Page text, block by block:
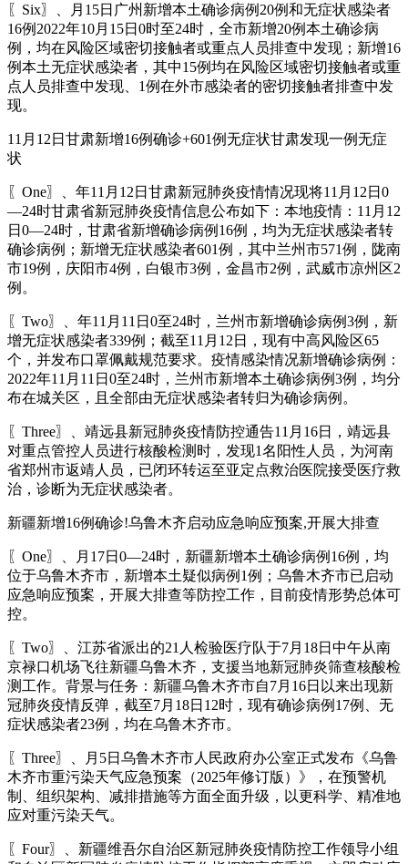
〖Six〗、月15日广州新增本土确诊病例20例和无症状感染者
16例2022年10月15日0时至24时，全市新增20例本土确诊病
例，均在风险区域密切接触者或重点人员排查中发现；新增16
例本土无症状感染者，其中15例均在风险区域密切接触者或重
点人员排查中发现、1例在外市感染者的密切接触者排查中发
现。
11月12日甘肃新增16例确诊+601例无症状甘肃发现一例无症
状
〖One〗、年11月12日甘肃新冠肺炎疫情情况现将11月12日0
—24时甘肃省新冠肺炎疫情信息公布如下：本地疫情：11月12
日0—24时，甘肃省新增确诊病例16例，均为无症状感染者转
确诊病例；新增无症状感染者601例，其中兰州市571例，陇南
市19例，庆阳市4例，白银市3例，金昌市2例，武威市凉州区2
例。
〖Two〗、年11月11日0至24时，兰州市新增确诊病例3例，新
增无症状感染者339例；截至11月12日，现有中高风险区65
个，并发布口罩佩戴规范要求。疫情感染情况新增确诊病例：
2022年11月11日0至24时，兰州市新增本土确诊病例3例，均分
布在城关区，且全部由无症状感染者转归为确诊病例。
〖Three〗、靖远县新冠肺炎疫情防控通告11月16日，靖远县
对重点管控人员进行核酸检测时，发现1名阳性人员，为河南
省郑州市返靖人员，已闭环转运至亚定点救治医院接受医疗救
治，诊断为无症状感染者。
新疆新增16例确诊!乌鲁木齐启动应急响应预案,开展大排查
〖One〗、月17日0—24时，新疆新增本土确诊病例16例，均
位于乌鲁木齐市，新增本土疑似病例1例；乌鲁木齐市已启动
应急响应预案，开展大排查等防控工作，目前疫情形势总体可
控。
〖Two〗、江苏省派出的21人检验医疗队于7月18日中午从南
京禄口机场飞往新疆乌鲁木齐，支援当地新冠肺炎筛查核酸检
测工作。背景与任务：新疆乌鲁木齐市自7月16日以来出现新
冠肺炎疫情反弹，截至7月18日12时，现有确诊病例17例、无
症状感染者23例，均在乌鲁木齐市。
〖Three〗、月5日乌鲁木齐市人民政府办公室正式发布《乌鲁
木齐市重污染天气应急预案（2025年修订版）》，在预警机
制、组织架构、减排措施等方面全面升级，以更科学、精准地
应对重污染天气。
〖Four〗、新疆维吾尔自治区新冠肺炎疫情防控工作领导小组